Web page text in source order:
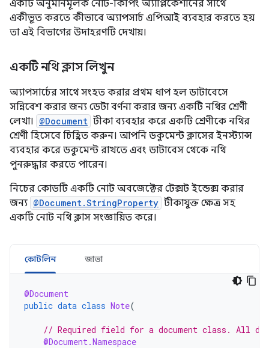
একটি অনুমানমূলক নোট-কিপিং অ্যাপ্লিকেশানের সাথে
একীভূত করতে কীভাবে অ্যাপসার্চ এপিআই ব্যবহার করতে হয়
তা এই বিভাগের উদাহরণটি দেখায়।
একটি নথি ক্লাস লিখুন
অ্যাপসার্চের সাথে সংহত করার প্রথম ধাপ হল ডাটাবেসে
সন্নিবেশ করার জন্য ডেটা বর্ণনা করার জন্য একটি নথির শ্রেণী
লেখা।
@Document টীকা ব্যবহার করে একটি শ্রেণীকে নথির
শ্রেণী হিসেবে চিহ্নিত করুন। আপনি ডকুমেন্ট ক্লাসের ইনস্ট্যান্স
ব্যবহার করে ডকুমেন্ট রাখতে এবং ডাটাবেস থেকে নথি
পুনরুদ্ধার করতে পারেন।
নিচের কোডটি একটি নোট অবজেক্টের টেক্সট ইন্ডেক্স করার
জন্য @Document.StringProperty টীকাযুক্ত ক্ষেত্র সহ
একটি নোট নথি ক্লাস সংজ্ঞায়িত করে।
কোটলিন জাভা
@Document
public data class Note(
// Required field for a document class. All
@Document.Namespace